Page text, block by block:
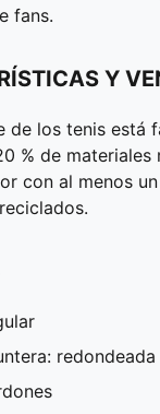
fans.
Y
de los tenis está
% de materiales
con al menos un
redondeada